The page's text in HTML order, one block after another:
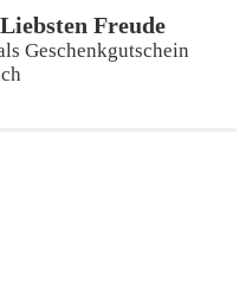
Freude
Geschenkgutschein